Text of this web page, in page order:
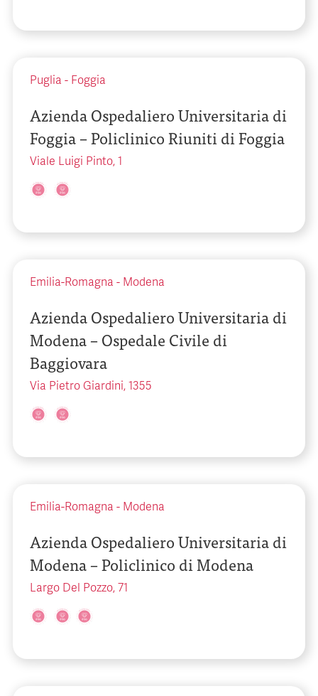
Puglia - Foggia
Azienda Ospedaliero Universitaria di
Foggia – Policlinico Riuniti di Foggia
Viale Luigi Pinto, 1
Emilia-Romagna - Modena
Azienda Ospedaliero Universitaria di
Modena – Ospedale Civile di
Baggiovara
Via Pietro Giardini, 1355
Emilia-Romagna - Modena
Azienda Ospedaliero Universitaria di
Modena – Policlinico di Modena
Largo Del Pozzo, 71